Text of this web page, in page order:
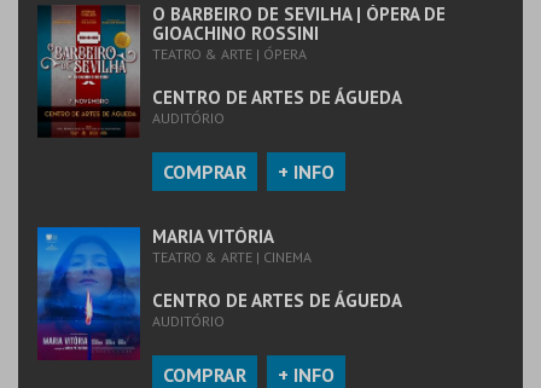
O BARBEIRO DE SEVILHA | ÓPERA DE
GIOACHINO ROSSINI
TEATRO & ARTE | ÓPERA
CENTRO DE ARTES DE ÁGUEDA
AUDITÓRIO
COMPRAR + INFO
MARIA VITÓRIA
TEATRO & ARTE | CINEMA
CENTRO DE ARTES DE ÁGUEDA
AUDITÓRIO
COMPRAR + INFO